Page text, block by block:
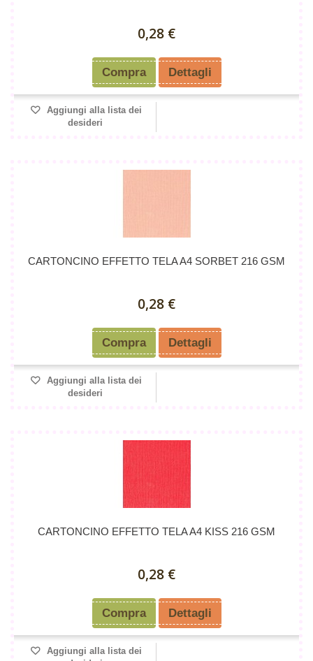
0,28 €
Compra Dettagli
Aggiungi alla lista dei
desideri
CARTONCINO EFFETTO TELA A4 SORBET 216 GSM
0,28 €
Compra Dettagli
Aggiungi alla lista dei
desideri
CARTONCINO EFFETTO TELA A4 KISS 216 GSM
0,28 €
Compra Dettagli
Aggiungi alla lista dei